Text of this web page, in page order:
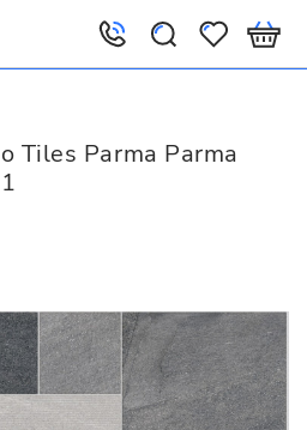
Tiles Parma Parma